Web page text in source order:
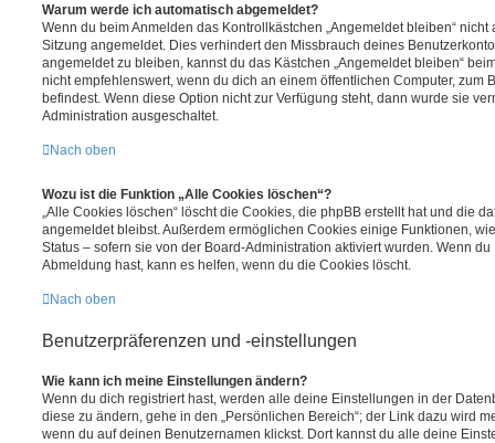
Warum werde ich automatisch abgemeldet?
Wenn du beim Anmelden das Kontrollkästchen „Angemeldet bleiben“
Sitzung angemeldet. Dies verhindert den Missbrauch deines
angemeldet zu bleiben, kannst du das Kästchen „Angemeldet bleiben“
nicht empfehlenswert, wenn du dich an einem öffentlichen Computer, zum
befindest. Wenn diese Option nicht zur Verfügung steht, dann wurde sie
Administration ausgeschaltet.
Nach oben
Wozu ist die Funktion „Alle Cookies löschen“?
„Alle Cookies löschen“ löscht die Cookies, die phpBB erstellt hat und die
angemeldet bleibst. Außerdem ermöglichen Cookies einige Funktionen,
Status – sofern sie von der Board-Administration aktiviert wurden. Wenn
Abmeldung hast, kann es helfen, wenn du die Cookies löscht.
Nach oben
Benutzerpräferenzen und -einstellungen
Wie kann ich meine Einstellungen ändern?
Wenn du dich registriert hast, werden alle deine Einstellungen in der
diese zu ändern, gehe in den „Persönlichen Bereich“; der Link dazu wird
wenn du auf deinen Benutzernamen klickst. Dort kannst du alle deine